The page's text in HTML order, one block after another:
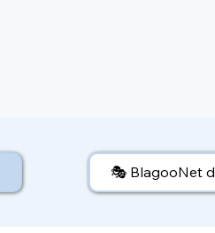
🎭 BlagooNet